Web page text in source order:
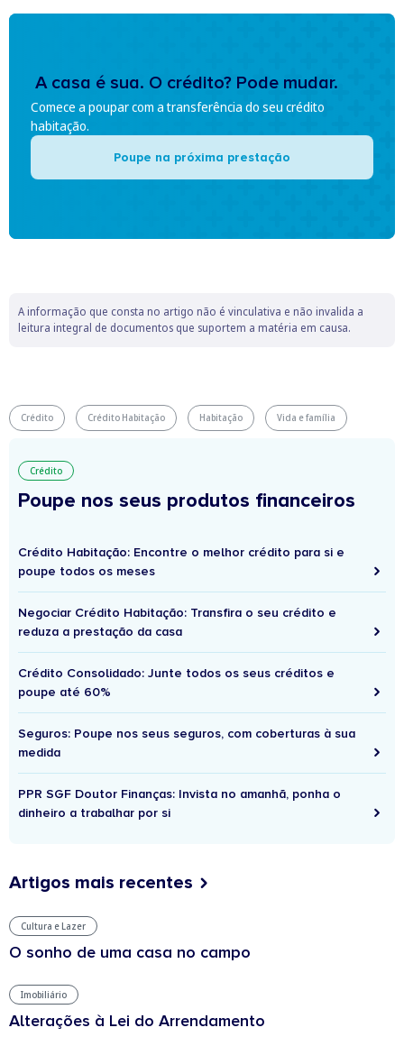
A casa é sua. O crédito? Pode mudar.
Comece a poupar com a transferência do seu crédito
habitação.
Poupe na próxima prestação
A informação que consta no artigo não é vinculativa e não invalida a
leitura integral de documentos que suportem a matéria em causa.
Crédito Crédito Habitação Habitação Vida e família
Crédito
Poupe nos seus produtos financeiros
Crédito Habitação: Encontre o melhor crédito para si e
poupe todos os meses
Negociar Crédito Habitação: Transfira o seu crédito e
reduza a prestação da casa
Crédito Consolidado: Junte todos os seus créditos e
poupe até 60%
Seguros: Poupe nos seus seguros, com coberturas à sua
medida
PPR SGF Doutor Finanças: Invista no amanhã, ponha o
dinheiro a trabalhar por si
Artigos mais recentes
Cultura e Lazer
O sonho de uma casa no campo
Imobiliário
Alterações à Lei do Arrendamento